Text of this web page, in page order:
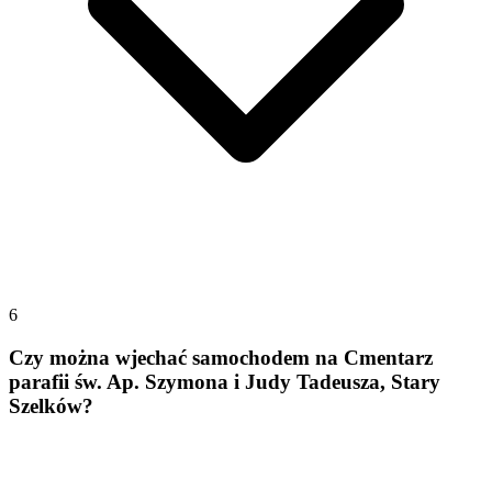
6
Czy można wjechać samochodem na Cmentarz
parafii św. Ap. Szymona i Judy Tadeusza, Stary
Szelków?